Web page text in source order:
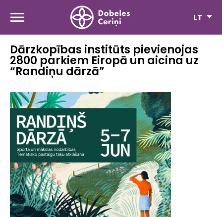
pagrindinį LT
Dārzkopības institūts pievienojas
2800 parkiem Eiropā un aicina uz
“Randiņu dārzā”